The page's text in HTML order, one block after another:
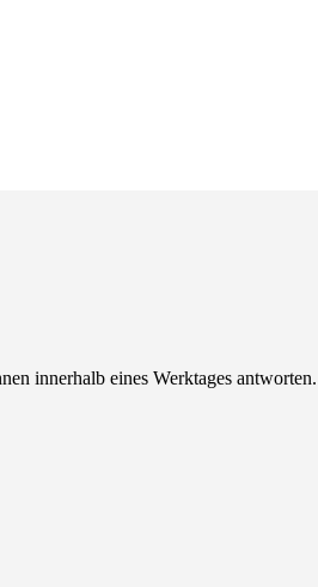
innerhalb eines Werktages antworten.